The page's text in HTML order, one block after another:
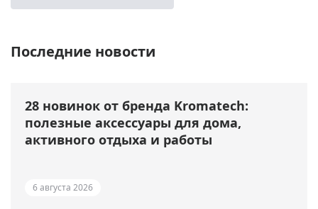
Последние новости
28 новинок от бренда Kromatech:
полезные аксессуары для дома,
активного отдыха и работы
6 августа 2026